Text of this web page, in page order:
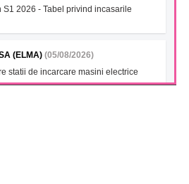
S1 2026 - Tabel privind incasarile
(ELMA) (05/08/2026)
statii de incarcare masini electrice